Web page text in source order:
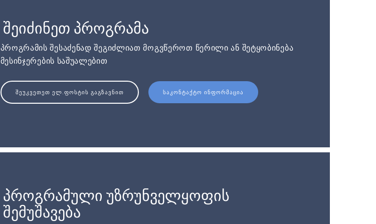
შეიძინეთ პროგრამა
პროგრამის შესაძენად შეგიძლიათ მოგვწეროთ წერილი ან შეტყობინება
მესინჯერების საშუალებით
ᲨᲔᲣᲙᲕᲔᲗᲔᲗ ᲔᲚ.ᲤᲝᲡᲢᲘᲡ ᲒᲐᲒᲖᲐᲕᲜᲘᲗ ᲡᲐᲙᲝᲜᲢᲐᲥᲢᲝ ᲘᲜᲤᲝᲠᲛᲐᲪᲘᲐ
პროგრამული უზრუნველყოფის
შემუშავება